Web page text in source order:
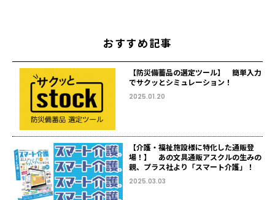
おすすめ記事
【防災備蓄品の選定ツール】 簡単入力
でサクッとシミュレーション！
2025.01.20
【介護・福祉施設様に特化した通販登
場！】 あの文具通販アスクルの生みの
親、プラス社より「スマート介護」！
2025.03.03